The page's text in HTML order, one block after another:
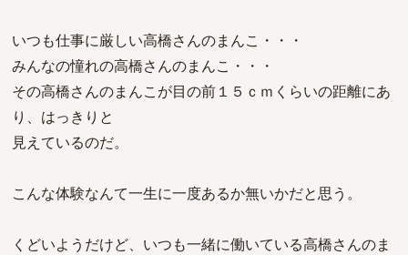
いつも仕事に厳しい高橋さんのまんこ・・・
みんなの憧れの高橋さんのまんこ・・・
その高橋さんのまんこが目の前１５ｃｍくらいの距離にあ
り、はっきりと
見えているのだ。
こんな体験なんて一生に一度あるか無いかだと思う。
くどいようだけど、いつも一緒に働いている高橋さんのま